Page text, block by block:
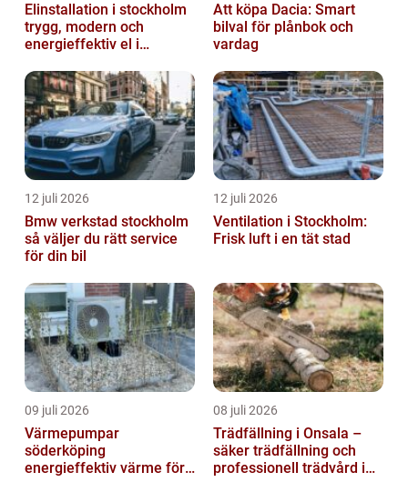
Elinstallation i stockholm
trygg, modern och
energieffektiv el i
Att köpa Dacia: Smart
bilval för plånbok och
vardag
12 juli 2026
Bmw verkstad stockholm
så väljer du rätt service
för din bil
12 juli 2026
Ventilation i Stockholm:
Frisk luft i en tät stad
09 juli 2026
Värmepumpar
söderköping
energieffektiv värme för
08 juli 2026
Trädfällning i Onsala –
säker trädfällning och
professionell trädvård i